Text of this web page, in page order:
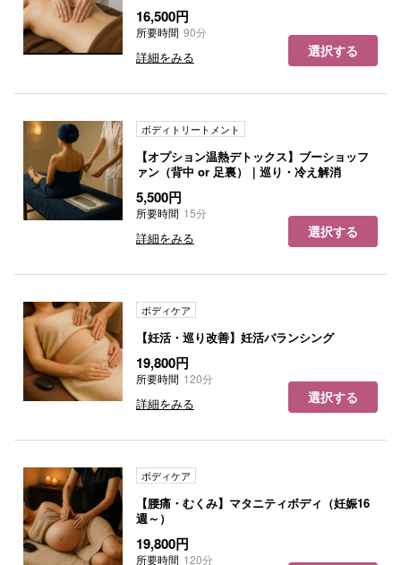
16,500円
所要時間 90分
詳細をみる 選択する
ボディトリートメント
【オプション温熱デトックス】ブーショッフ
ァン（背中 or 足裏）｜巡り・冷え解消
5,500円
所要時間 15分
詳細をみる 選択する
ボディケア
【妊活・巡り改善】妊活バランシング
19,800円
所要時間 120分
詳細をみる 選択する
ボディケア
【腰痛・むくみ】マタニティボディ（妊娠16
週～）
19,800円
所要時間 120分